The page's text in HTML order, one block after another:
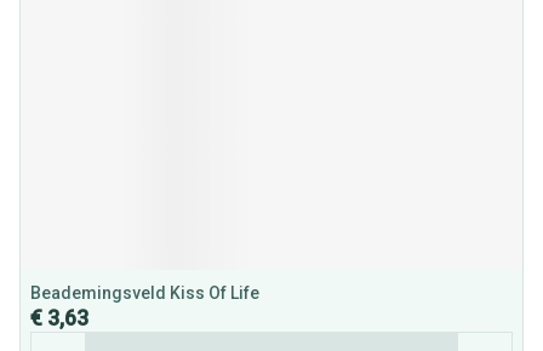
Beademingsveld Kiss Of Life
€ 3,63